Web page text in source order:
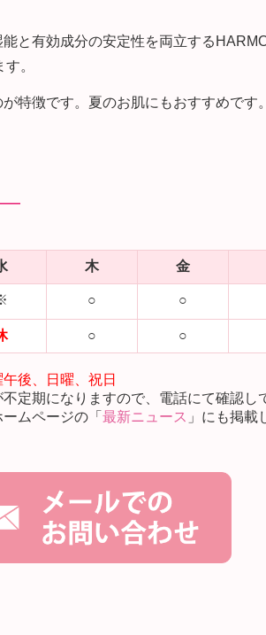
と有効成分の安定性を両立する
。
特徴です。夏のお肌にもおすすめです
木 金
○ ○
○ ○
午後、日曜、祝日
定期になりますので、電話にて確認し
ムページの「 最新ニュース 」にも掲載